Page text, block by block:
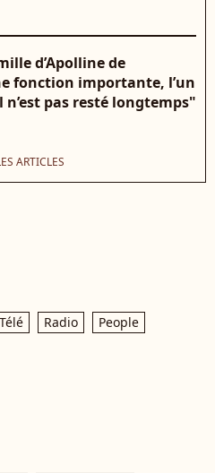
d’Apolline de
fonction importante, l’un
n’est pas resté longtemps"
ARTICLES
Télé Radio
People